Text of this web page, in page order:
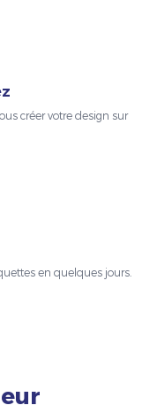
créer votre design sur
en quelques jours.